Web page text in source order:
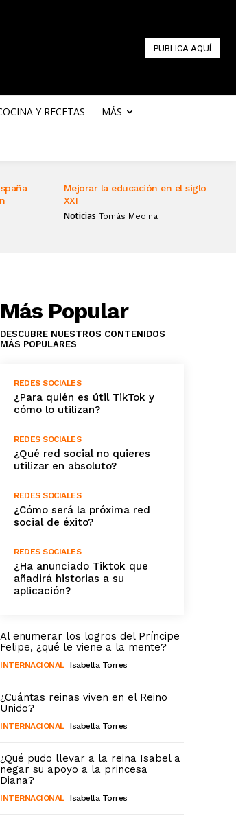
PUBLICA AQUÍ
Y RECETAS MÁS
Mejorar la educación en el siglo
XXI
Noticias Tomás Medina
Más Popular
DESCUBRE NUESTROS CONTENIDOS
MÁS POPULARES
REDES SOCIALES
¿Para quién es útil TikTok y
cómo lo utilizan?
REDES SOCIALES
¿Qué red social no quieres
utilizar en absoluto?
REDES SOCIALES
¿Cómo será la próxima red
social de éxito?
REDES SOCIALES
¿Ha anunciado Tiktok que
añadirá historias a su
aplicación?
Al enumerar los logros del Príncipe
Felipe, ¿qué le viene a la mente?
INTERNACIONAL Isabella Torres
¿Cuántas reinas viven en el Reino
Unido?
INTERNACIONAL Isabella Torres
¿Qué pudo llevar a la reina Isabel a
negar su apoyo a la princesa
Diana?
INTERNACIONAL Isabella Torres